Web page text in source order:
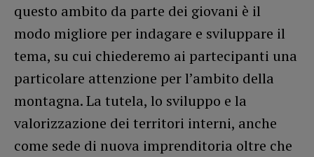
questo ambito da parte dei giovani è il
modo migliore per indagare e sviluppare il
tema, su cui chiederemo ai partecipanti una
particolare attenzione per l’ambito della
montagna. La tutela, lo sviluppo e la
valorizzazione dei territori interni, anche
come sede di nuova imprenditoria oltre che